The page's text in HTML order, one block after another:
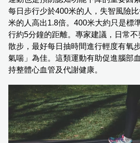
每日步行少於400米的人，失智風險
米的人高出1.8倍。400米大約只是標
行約5分鐘的距離。專家建議，日常
散步，最好每日抽時間進行輕度有氧
氣喘」為佳。這類運動有助促進腦部
持整體心血管及代謝健康。